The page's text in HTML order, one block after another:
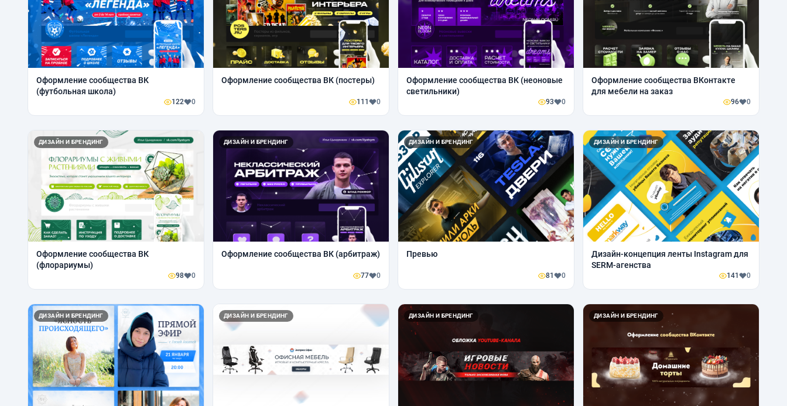
Оформление сообщества ВК
(футбольная школа)
122 0
Оформление сообщества ВК (постеры)
111 0
Оформление сообщества ВК (неоновые
светильники)
93 0
Оформление сообщества ВКонтакте
для мебели на заказ
96 0
ДИЗАЙН И БРЕНДИНГ
Оформление сообщества ВК
(флорариумы)
98 0
ДИЗАЙН И БРЕНДИНГ
Оформление сообщества ВК (арбитраж)
77 0
ДИЗАЙН И БРЕНДИНГ
Превью
81 0
ДИЗАЙН И БРЕНДИНГ
Дизайн-концепция ленты Instagram для
SERM-агенства
141 0
ДИЗАЙН И БРЕНДИНГ ДИЗАЙН И БРЕНДИНГ ДИЗАЙН И БРЕНДИНГ ДИЗАЙН И БРЕНДИНГ